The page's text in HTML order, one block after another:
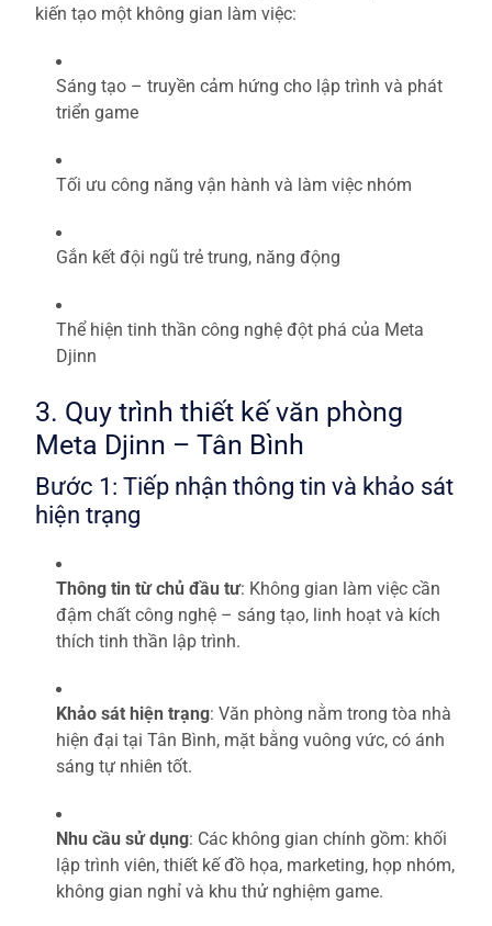
kiến tạo một không gian làm việc:
Sáng tạo – truyền cảm hứng cho lập trình và phát
triển game
Tối ưu công năng vận hành và làm việc nhóm
Gắn kết đội ngũ trẻ trung, năng động
Thể hiện tinh thần công nghệ đột phá của Meta
Djinn
3. Quy trình thiết kế văn phòng
Meta Djinn – Tân Bình
Bước 1: Tiếp nhận thông tin và khảo sát
hiện trạng
Thông tin từ chủ đầu tư: Không gian làm việc cần
đậm chất công nghệ – sáng tạo, linh hoạt và kích
thích tinh thần lập trình.
Khảo sát hiện trạng: Văn phòng nằm trong tòa nhà
hiện đại tại Tân Bình, mặt bằng vuông vức, có ánh
sáng tự nhiên tốt.
Nhu cầu sử dụng: Các không gian chính gồm: khối
lập trình viên, thiết kế đồ họa, marketing, họp nhóm,
không gian nghỉ và khu thử nghiệm game.